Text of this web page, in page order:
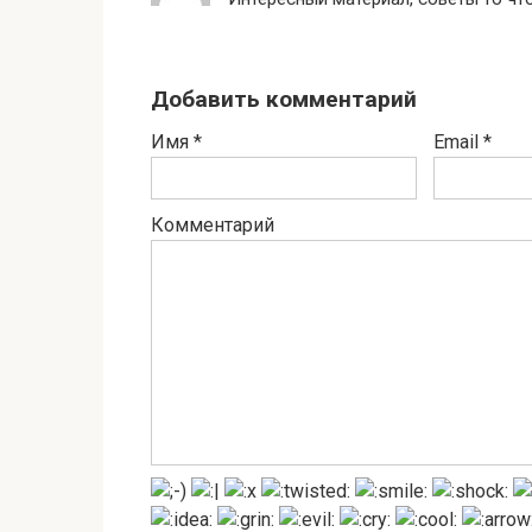
Добавить комментарий
Имя * Email *
Комментарий